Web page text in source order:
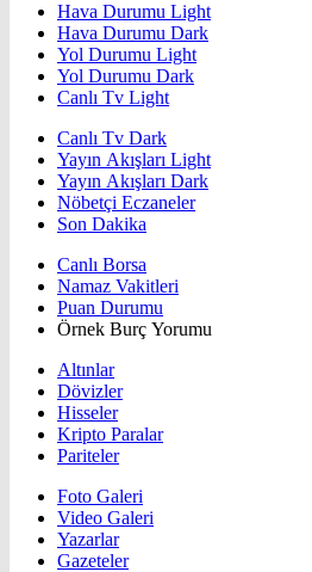
Hava Durumu Light
Hava Durumu Dark
Yol Durumu Light
Yol Durumu Dark
Canlı Tv Light
Canlı Tv Dark
Yayın Akışları Light
Yayın Akışları Dark
Nöbetçi Eczaneler
Son Dakika
Canlı Borsa
Namaz Vakitleri
Puan Durumu
Örnek Burç Yorumu
Altınlar
Dövizler
Hisseler
Kripto Paralar
Pariteler
Foto Galeri
Video Galeri
Yazarlar
Gazeteler